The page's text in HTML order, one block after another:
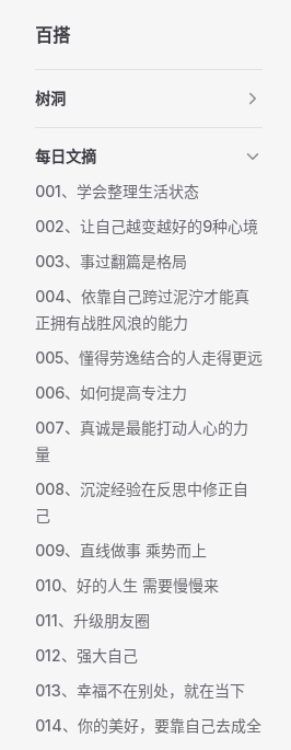
Skip to content
百搭
树洞
每日文摘
001、学会整理生活状态
002、让自己越变越好的9种心境
003、事过翻篇是格局
004、依靠自己跨过泥泞才能真
正拥有战胜风浪的能力
005、懂得劳逸结合的人走得更远
006、如何提高专注力
007、真诚是最能打动人心的力
量
008、沉淀经验在反思中修正自
己
009、直线做事 乘势而上
010、好的人生 需要慢慢来
011、升级朋友圈
012、强大自己
013、幸福不在别处，就在当下
014、你的美好，要靠自己去成全